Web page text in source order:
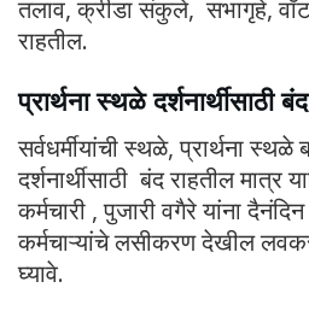
तलाव, क्रीडा संकुले, सभागृहे,
राहतील.
प्रार्थना स्थळे दर्शनार्थीसाठी बंद
सर्वधर्मीयांची स्थळे, प्रार्थना
दर्शनार्थीसाठी बंद राहतील मात्र
कर्मचारी , पुजारी वगैरे यांना
कर्मचाऱ्यांचे लसीकरण देखील
घ्यावे.